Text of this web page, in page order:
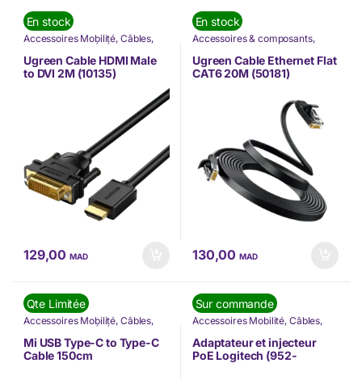
En stock
Accessoires Mobilité, Câbles,
TÉLÉPHONIE
Ugreen
Ugreen Cable HDMI Male
to DVI 2M (10135)
129,00MAD
En stock
Accessoires & composants,
Accessoires Mobilité
Informatique,Nos Marques,
TÉLÉPHONIE,Ugreen
Ugreen Cable Ethernet Flat
CAT6 20M (50181)
130,00MAD
Qte Limitée
Accessoires Mobilité, Câbles,
TÉLÉPHONIE
XIAOMI
Mi USB Type-C to Type-C
Cable 150cm
Sur commande
Accessoires Mobilité, Câbles,
Nouvel arrivage,TÉLÉPHONIE
Visioconférence
Adaptateur et injecteur
PoE Logitech (952-